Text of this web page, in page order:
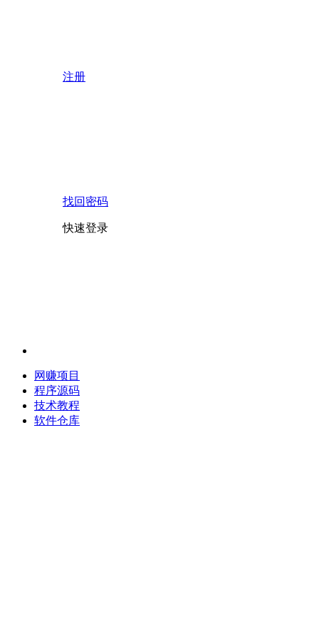
注册
找回密码
快速登录
网赚项目
程序源码
技术教程
软件仓库